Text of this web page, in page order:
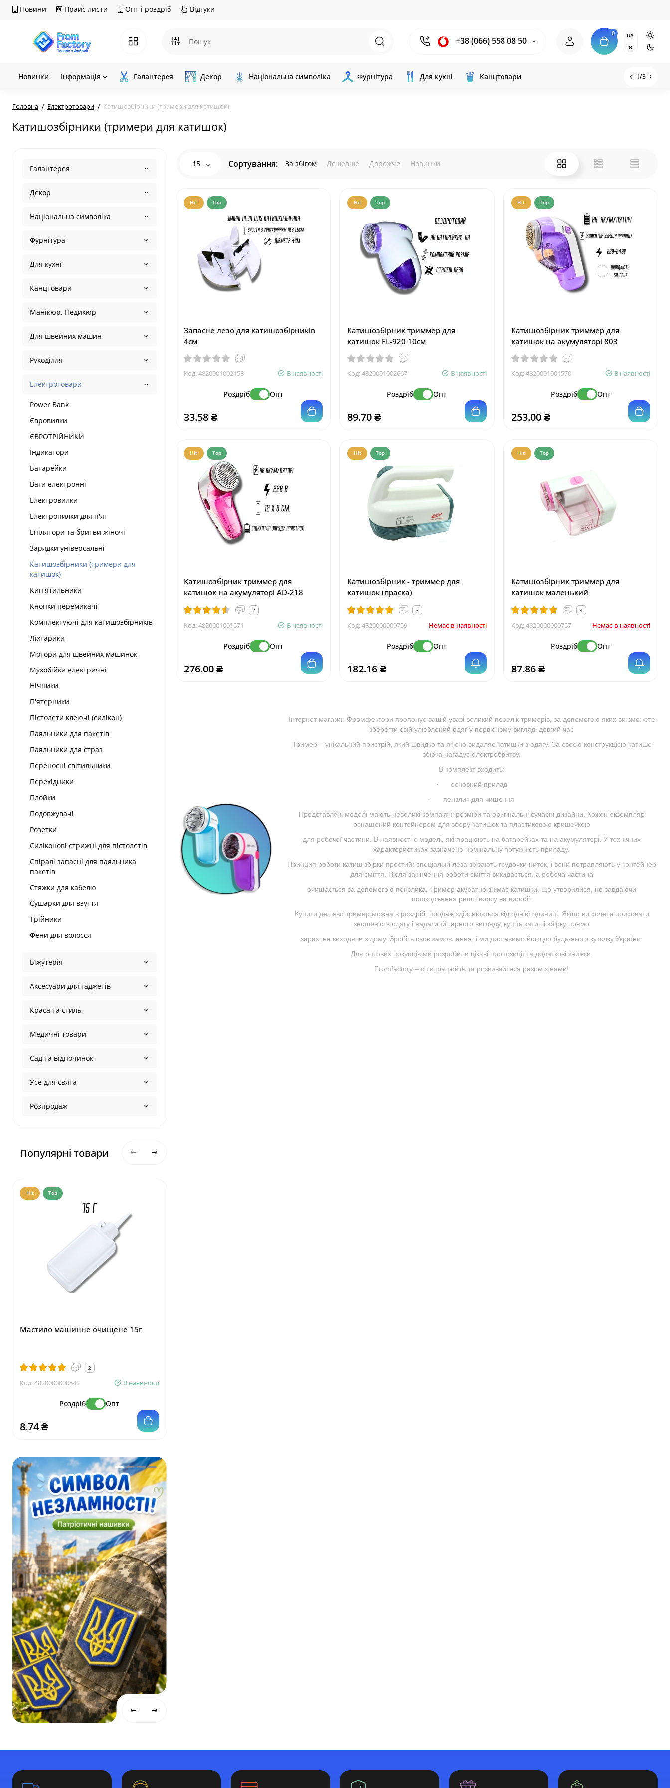
Новини Прайс листи Опт і роздріб Відгуки
+38 (066) 558 08 50
0
UA
₴
Новинки Інформація Галантерея Декор Національна символіка Фурнітура Для кухні Канцтовари 1/3
Головна Електротовари Катишозбірники (тримери для катишок)
Катишозбірники (тримери для катишок)
Галантерея
Декор
Національна символіка
Фурнітура
Для кухні
Канцтовари
Манікюр, Педикюр
Для швейних машин
Рукоділля
Електротовари
Power Bank
Євровилки
ЄВРОТРІЙНИКИ
Індикатори
Батарейки
Ваги електронні
Електровилки
Електропилки для п'ят
Епілятори та бритви жіночі
Зарядки універсальні
Катишозбірники (тримери для
катишок)
Кип'ятильники
Кнопки перемикачі
Комплектуючі для катишозбірників
Ліхтарики
Мотори для швейних машинок
Мухобійки електричні
Нічники
П'ятерники
Пістолети клеючі (силікон)
Паяльники для пакетів
Паяльники для страз
Переносні світильники
Перехідники
Плойки
Подовжувачі
Розетки
Силіконові стрижні для пістолетів
Спіралі запасні для паяльника
пакетів
Стяжки для кабелю
Сушарки для взуття
Трійники
Фени для волосся
Біжутерія
Аксесуари для гаджетів
Краса та стиль
Медичні товари
Сад та відпочинок
Усе для свята
Розпродаж
Популярні товари
Hit Top
Мастило машинне очищене 15г
2
Код:4820000000542 В наявності
Роздріб Опт
8.74 ₴
15 Сортування: За збігом Дешевше Дорожче Новинки
Hit Top
Запасне лезо для катишозбірників
4см
Код:4820001002158 В наявності
Роздріб Опт
33.58 ₴
Hit Top
Катишозбірник триммер для
катишок FL-920 10см
Код:4820001002667 В наявності
Роздріб Опт
89.70 ₴
Hit Top
Катишозбірник триммер для
катишок на акумуляторі 803
Код:4820001001570 В наявності
Роздріб Опт
253.00 ₴
Hit Top
Катишозбірник триммер для
катишок на акумуляторі AD-218
2
Код:4820001001571 В наявності
Роздріб Опт
276.00 ₴
Hit Top
Катишозбірник - триммер для
катишок (праска)
3
Код:4820000000759 Немає в наявності
Роздріб Опт
182.16 ₴
Hit Top
Катишозбірник триммер для
катишок маленький
4
Код:4820000000757 Немає в наявності
Роздріб Опт
87.86 ₴
Інтернет магазин Фромфектори пропонує вашій увазі великий перелік тримерів, за допомогою яких ви зможете
зберегти свій улюблений одяг у первісному вигляді довгий час
Тример – унікальний пристрій, який швидко та якісно видаляє катишки з одягу. За своєю конструкцією катише
збірка нагадує електробритву.
В комплект входить:
· основний прилад
· пензлик для чищення
Представлені моделі мають невеликі компактні розміри та оригінальні сучасні дизайни. Кожен екземпляр
оснащений контейнером для збору катишок та пластиковою кришечкою
для робочої частини. В наявності є моделі, які працюють на батарейках та на акумуляторі. У технічних
характеристиках зазначено номінальну потужність приладу.
Принцип роботи катиш збірки простий: спеціальні леза зрізають грудочки ниток, і вони потрапляють у контейнер
для сміття. Після закінчення роботи сміття викидається, а робоча частина
очищається за допомогою пензлика. Тример акуратно знімає катишки, що утворилися, не завдаючи
пошкодження решті ворсу на виробі.
Купити дешево тример можна в роздріб, продаж здійснюється від однієї одиниці. Якщо ви хочете приховати
зношеність одягу і надати їй гарного вигляду, купіть катиші збірку прямо
зараз, не виходячи з дому. Зробіть своє замовлення, і ми доставимо його до будь-якого куточку України.
Для оптових покупців ми розробили цікаві пропозиції та додаткові знижки.
Fromfactory – співпрацюйте та розвивайтеся разом з нами!